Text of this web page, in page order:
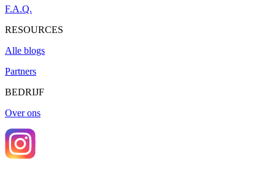
F.A.Q.
RESOURCES
Alle blogs
Partners
BEDRIJF
Over ons